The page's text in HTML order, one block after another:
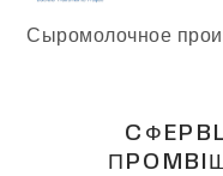
Сыромолочное